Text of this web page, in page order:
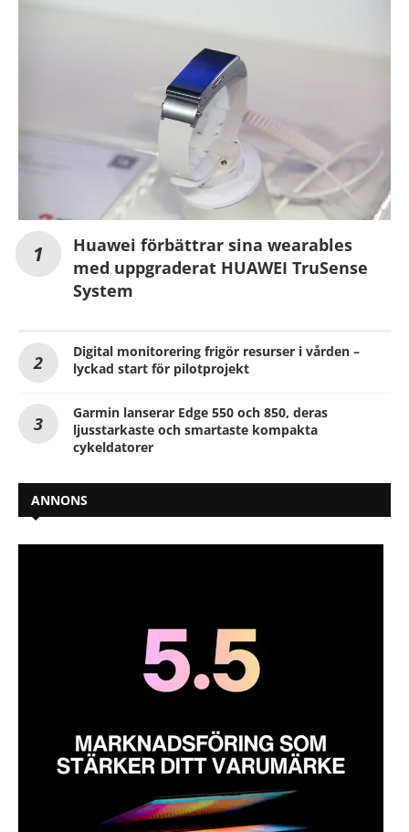
Huawei förbättrar sina wearables
med uppgraderat HUAWEI TruSense
System
Digital monitorering frigör resurser i vården –
lyckad start för pilotprojekt
Garmin lanserar Edge 550 och 850, deras
ljusstarkaste och smartaste kompakta
cykeldatorer
ANNONS